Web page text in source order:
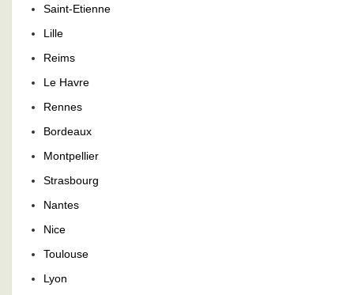
Saint-Etienne
Lille
Reims
Le Havre
Rennes
Bordeaux
Montpellier
Strasbourg
Nantes
Nice
Toulouse
Lyon